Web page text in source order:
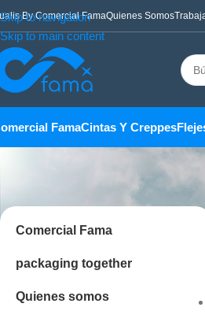
Skip to navigation
Skip to main content
By Comercial FamaQuienes Somos
FamaCintas Y Creppes
Comercial Fama
packaging together
Quienes somos